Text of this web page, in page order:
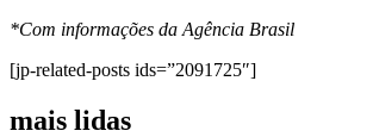
*Com informações da Agência Brasil
[jp-related-posts ids=”2091725″]
mais lidas